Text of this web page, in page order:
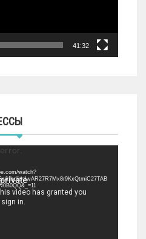
41:32
watch?